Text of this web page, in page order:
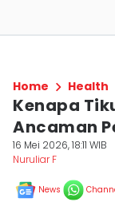
Home Health
Kenapa
Ancaman
16 Mei 2026, 18:11 WIB
Nuruliar F
News